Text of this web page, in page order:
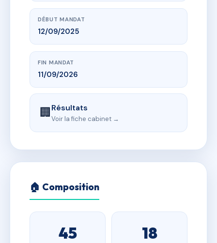
DÉBUT MANDAT
12/09/2025
FIN MANDAT
11/09/2026
🏢Résultats
Voir la fiche cabinet →
🏠 Composition
45 18